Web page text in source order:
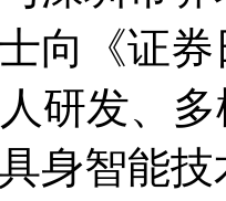
向《证
研发、
身智能